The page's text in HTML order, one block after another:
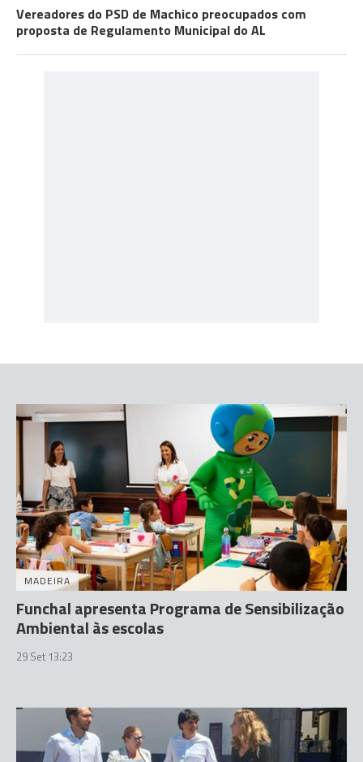
Vereadores do PSD de Machico preocupados com
proposta de Regulamento Municipal do AL
MADEIRA
Funchal apresenta Programa de Sensibilização
Ambiental às escolas
29 Set 13:23